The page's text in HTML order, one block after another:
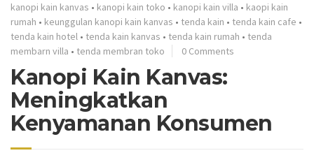
kanopi kain kanvas • kanopi kain toko • kanopi kain villa • kaopi kain
rumah • keunggulan kanopi kain kanvas • tenda kain • tenda kain cafe •
tenda kain hotel • tenda kain kanvas • tenda kain rumah • tenda
membarn villa • tenda membran toko 0 Comments
Kanopi Kain Kanvas:
Meningkatkan
Kenyamanan Konsumen